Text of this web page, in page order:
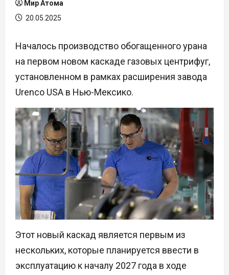
Мир Атома
20.05.2025
Началось производство обогащенного урана
на первом новом каскаде газовых центрифуг,
установленном в рамках расширения завода
Urenco USA в Нью-Мексико.
Этот новый каскад является первым из
нескольких, которые планируется ввести в
эксплуатацию к началу 2027 года в ходе